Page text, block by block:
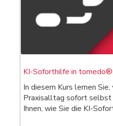
KI-Soforthilfe in tomedo®
In diesem Kurs lernen Sie,
Praxisalltag sofort selbst
Ihnen, wie Sie die KI-